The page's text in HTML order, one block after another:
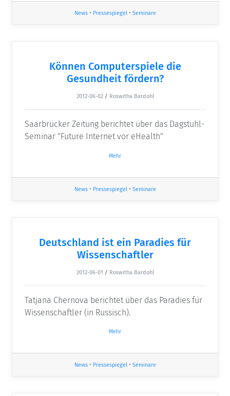
News• Pressespiegel• Seminare
Können Computerspiele die
Gesundheit fördern?
2012-06-02 / Roswitha Bardohl
Saarbrücker Zeitung berichtet über das Dagstuhl-
Seminar "Future Internet vor eHealth"
Mehr
News• Pressespiegel• Seminare
Deutschland ist ein Paradies für
Wissenschaftler
2012-06-01 / Roswitha Bardohl
Tatjana Chernova berichtet über das Paradies für
Wissenschaftler (in Russisch).
Mehr
News• Pressespiegel• Seminare